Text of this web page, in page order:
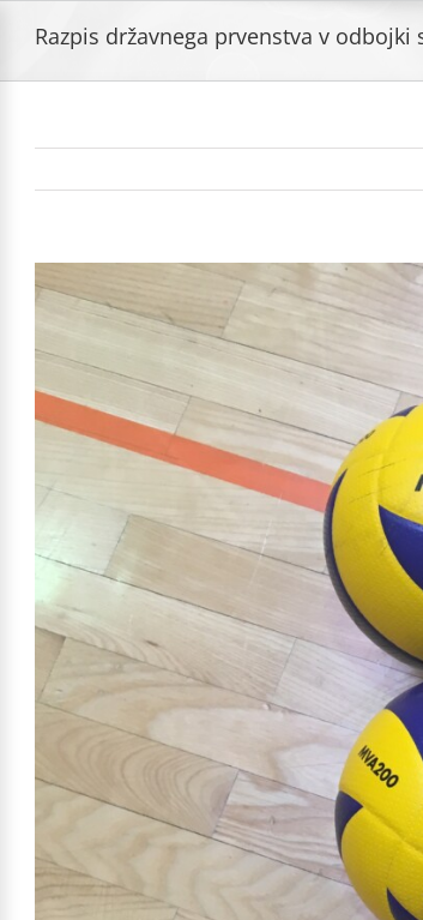
Razpis državnega prvenstva v odbojki
Larger